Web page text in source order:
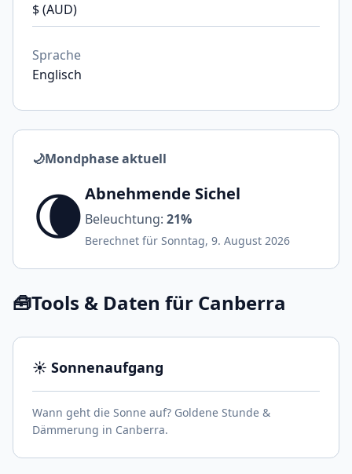
$ (AUD)
Sprache
Englisch
🌙Mondphase aktuell
🌘Abnehmende Sichel
Beleuchtung: 21%
Berechnet für Sonntag, 9. August 2026
🧰Tools & Daten für Canberra
☀️ Sonnenaufgang
Wann geht die Sonne auf? Goldene Stunde &
Dämmerung in Canberra.